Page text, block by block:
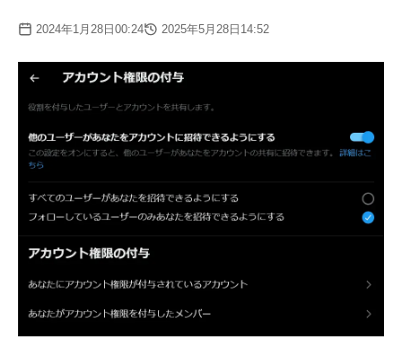
2024年1月28日00:24 2025年5月28日14:52